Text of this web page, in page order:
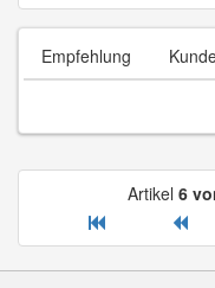
Empfehlung
Artikel 6